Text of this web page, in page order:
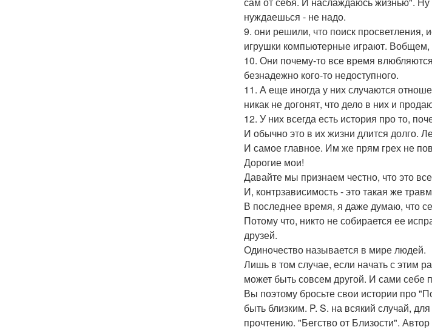
нуждаешься - не надо.
9. они решили, что поиск просветления,
игрушки компьютерные играют.
10. Они почему-то все время
безнадежно кого-то недоступного.
11. А еще иногда у них случаются
никак не догонят, что дело в них и
12. У них всегда есть история про то,
И обычно это в их жизни длится долго.
И самое главное. Им же прям грех не
Дорогие мои!
Давайте мы признаем честно, что это
И, контрзависимость - это такая же
В последнее время, я даже думаю, что
Потому что, никто не собирается ее
друзей.
Одиночество называется в мире людей.
Лишь в том случае, если начать с этим
может быть совсем другой. И сами себе
Вы поэтому бросьте свои истории про
быть близким. P. S. на всякий случай,
прочтению. "Бегство от Близости".